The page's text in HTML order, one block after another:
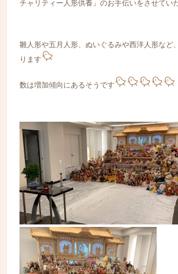
チャリティー人形供養」のお手伝いをさせてい
雛人形や五月人形、ぬいぐるみや西洋人形など
ります
数は増加傾向にあるそうです